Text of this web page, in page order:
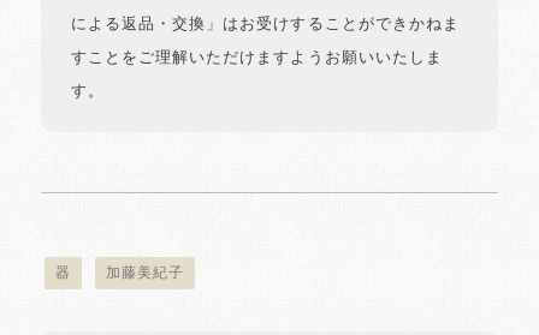
による返品・交換」はお受けすることができかねま
すことをご理解いただけますようお願いいたしま
す。
器 加藤美紀子